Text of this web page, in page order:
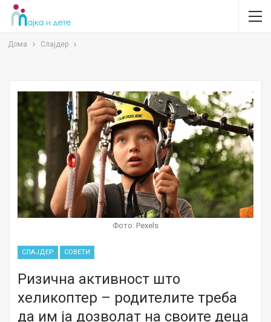
Дома Слајдер
Фото: Pexels
СЛАЈДЕР СОВЕТИ
Ризична активност што
хеликоптер – родителите треба
да им ја дозволат на своите деца